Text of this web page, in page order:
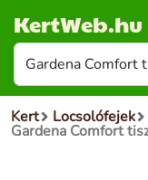
KertWeb.hu
Kert Locsolófejek
Gardena Comfort